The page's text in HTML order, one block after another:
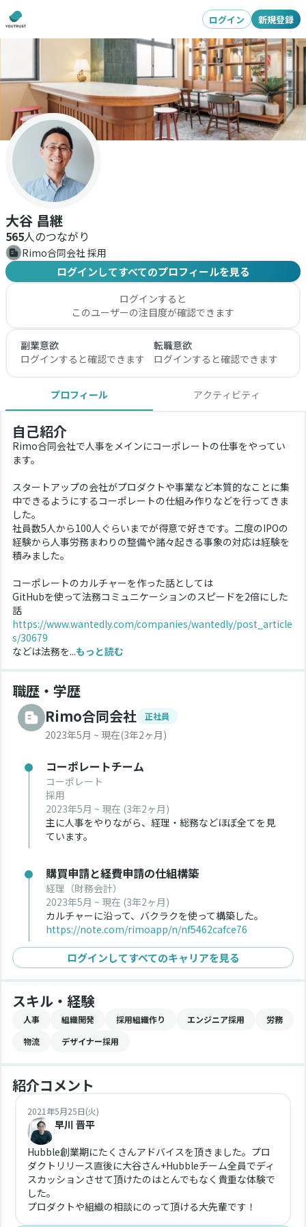
ログイン 新規登録
大谷 昌継
565人のつながり
Rimo合同会社 採用
ログインしてすべてのプロフィールを見る
ログインすると
このユーザーの注目度が確認できます
副業意欲
ログインすると確認できます
転職意欲
ログインすると確認できます
プロフィール アクティビティ
自己紹介
Rimo合同会社で人事をメインにコーポレートの仕事をやってい
ます。
スタートアップの会社がプロダクトや事業など本質的なことに集
中できるようにするコーポレートの仕組み作りなどを行ってきま
した。
社員数5人から100人ぐらいまでが得意で好きです。二度のIPOの
経験から人事労務まわりの整備や諸々起きる事象の対応は経験を
積みました。
コーポレートのカルチャーを作った話としては
GitHubを使って法務コミュニケーションのスピードを2倍にした
話
https://www.wantedly.com/companies/wantedly/post_article
s/30679
などは法務を...もっと読む
職歴・学歴
Rimo合同会社
正社員
2023年5月 ~ 現在(3年2ヶ月)
コーポレートチーム
コーポレート
採用
2023年5月 ~ 現在 (3年2ヶ月)
主に人事をやりながら、経理・総務などほぼ全てを見
ています。
購買申請と経費申請の仕組構築
経理（財務会計）
2023年5月 ~ 現在 (3年2ヶ月)
カルチャーに沿って、バクラクを使って構築した。
https://note.com/rimoapp/n/nf5462cafce76
ログインしてすべてのキャリアを見る
スキル・経験
人事 組織開発 採用組織作り エンジニア採用
労務
物流
デザイナー採用
紹介コメント
2021年5月25日(火)
早川 晋平
Hubble創業期にたくさんアドバイスを頂きました。プロ
ダクトリリース直後に大谷さん+Hubbleチーム全員でディ
スカッションさせて頂けたのはとんでもなく貴重な体験で
した。
プロダクトや組織の相談にのって頂ける大先輩です！